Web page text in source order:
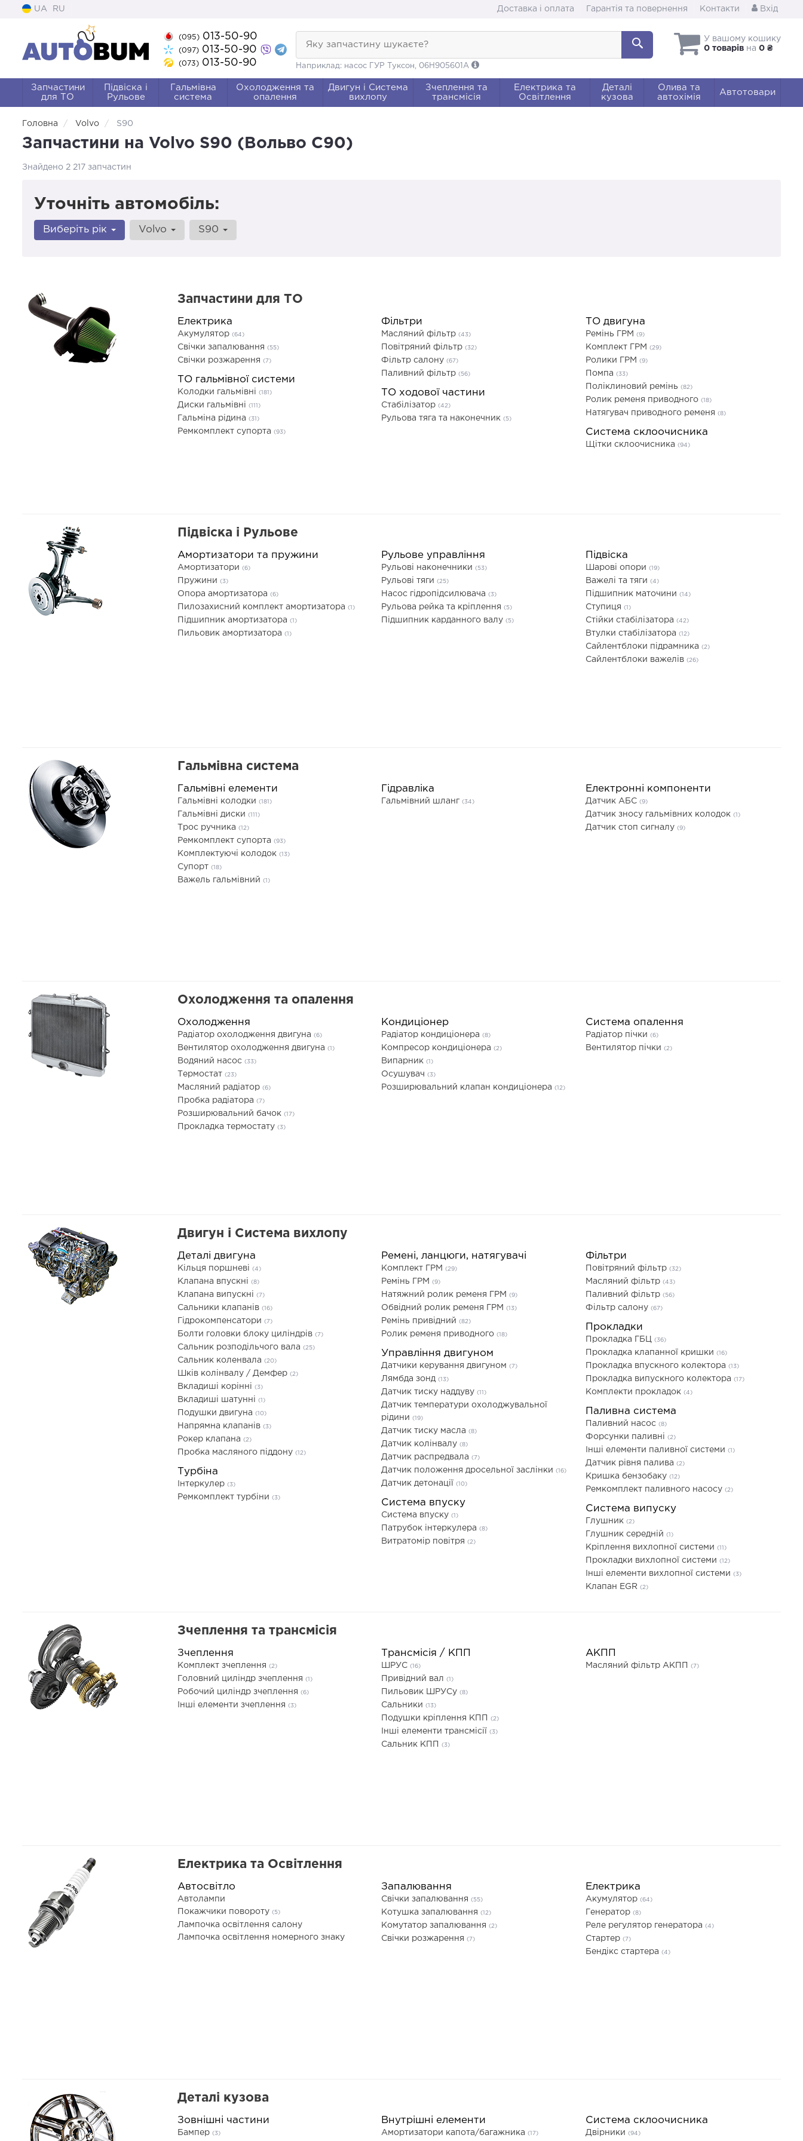
UA RU Доставка і оплата Гарантія та повернення Контакти Вхід
(095)013-50-90
(097)013-50-90
(073)013-50-90
У вашому кошику
0 товарів на 0 ₴
Яку запчастину шукаєте?
Наприклад: насос ГУР Туксон, 06H905601A
Запчастини
для ТО
Підвіска і
Рульове
Гальмівна
система
Охолодження та
опалення
Двигун і Система
вихлопу
Зчеплення та
трансмісія
Електрика та
Освітлення
Деталі
кузова
Олива та
автохімія
Автотовари
Головна Volvo S90
Запчастини на Volvo S90 (Вольво С90)
Знайдено 2 217 запчастин
Уточніть автомобіль:
Виберіть рік Volvo S90
Запчастини для ТО
Електрика
Акумулятор (64)
Свічки запалювання (55)
Свічки розжарення (7)
Фільтри
Масляний фільтр (43)
Повітряний фільтр (32)
Фільтр салону (67)
Паливний фільтр (56)
ТО двигуна
Ремінь ГРМ (9)
Комплект ГРМ (29)
Ролики ГРМ (9)
Помпа (33)
Поліклиновий ремінь (82)
Ролик ременя приводного (18)
Натягувач приводного ременя (8)
ТО гальмівної системи
Колодки гальмівні (181)
Диски гальмівні (111)
Гальміна рідина (31)
Ремкомплект супорта (93)
ТО ходової частини
Стабілізатор (42)
Рульова тяга та наконечник (5)
Система склоочисника
Щітки склоочисника (94)
Підвіска і Рульове
Амортизатори та пружини
Амортизатори (6)
Пружини (3)
Опора амортизатора (6)
Пилозахисний комплект амортизатора (1)
Підшипник амортизатора (1)
Пильовик амортизатора (1)
Рульове управління
Рульові наконечники (53)
Рульові тяги (25)
Насос гідропідсилювача (3)
Рульова рейка та кріплення (5)
Підшипник карданного валу (5)
Підвіска
Шарові опори (19)
Важелі та тяги (4)
Підшипник маточини (14)
Ступиця (1)
Стійки стабілізатора (42)
Втулки стабілізатора (12)
Сайлентблоки підрамника (2)
Сайлентблоки важелів (26)
Гальмівна система
Гальмівні елементи
Гальмівні колодки (181)
Гальмівні диски (111)
Трос ручника (12)
Ремкомплект супорта (93)
Комплектуючі колодок (13)
Супорт (18)
Важель гальмівний (1)
Гідравліка
Гальмівний шланг (34)
Електронні компоненти
Датчик АБС (9)
Датчик зносу гальмівних колодок (1)
Датчик стоп сигналу (9)
Охолодження та опалення
Охолодження
Радіатор охолодження двигуна (6)
Вентилятор охолодження двигуна (1)
Водяний насос (33)
Термостат (23)
Масляний радіатор (6)
Пробка радіатора (7)
Розширювальний бачок (17)
Прокладка термостату (3)
Кондиціонер
Радіатор кондиціонера (8)
Компресор кондиціонера (2)
Випарник (1)
Осушувач (3)
Розширювальний клапан кондиціонера (12)
Система опалення
Радіатор пічки (6)
Вентилятор пічки (2)
Двигун і Система вихлопу
Деталі двигуна
Кільця поршневі (4)
Клапана впускні (8)
Клапана випускні (7)
Сальники клапанів (16)
Гідрокомпенсатори (7)
Болти головки блоку циліндрів (7)
Сальник розподільчого вала (25)
Сальник коленвала (20)
Шків колінвалу / Демфер (2)
Вкладиші корінні (3)
Вкладиші шатунні (1)
Подушки двигуна (10)
Напрямна клапанів (3)
Рокер клапана (2)
Пробка масляного піддону (12)
Ремені, ланцюги, натягувачі
Комплект ГРМ (29)
Ремінь ГРМ (9)
Натяжний ролик ременя ГРМ (9)
Обвідний ролик ременя ГРМ (13)
Ремінь привідний (82)
Ролик ременя приводного (18)
Фільтри
Повітряний фільтр (32)
Масляний фільтр (43)
Паливний фільтр (56)
Фільтр салону (67)
Прокладки
Прокладка ГБЦ (36)
Прокладка клапанної кришки (16)
Прокладка впускного колектора (13)
Прокладка випускного колектора (17)
Комплекти прокладок (4)
Управління двигуном
Датчики керування двигуном (7)
Лямбда зонд (13)
Датчик тиску наддуву (11)
Датчик температури охолоджувальної
рідини (19)
Датчик тиску масла (8)
Датчик колінвалу (8)
Датчик распредвала (7)
Датчик положення дросельної заслінки (16)
Датчик детонації (10)
Паливна система
Паливний насос (8)
Форсунки паливні (2)
Інші елементи паливної системи (1)
Датчик рівня палива (2)
Кришка бензобаку (12)
Ремкомплект паливного насосу (2)
Турбіна
Інтеркулер (3)
Ремкомплект турбіни (3)
Система впуску
Система впуску (1)
Патрубок інтеркулера (8)
Витратомір повітря (2)
Система випуску
Глушник (2)
Глушник середній (1)
Кріплення вихлопної системи (11)
Прокладки вихлопної системи (12)
Інші елементи вихлопної системи (3)
Клапан EGR (2)
Зчеплення та трансмісія
Зчеплення
Комплект зчеплення (2)
Головний циліндр зчеплення (1)
Робочий циліндр зчеплення (6)
Інші елементи зчеплення (3)
Трансмісія / КПП
ШРУС (16)
Привідний вал (1)
Пильовик ШРУСу (8)
Сальники (13)
Подушки кріплення КПП (2)
Інші елементи трансмісії (3)
Сальник КПП (3)
АКПП
Масляний фільтр АКПП (7)
Електрика та Освітлення
Автосвітло
Автолампи
Покажчики повороту (5)
Лампочка освітлення салону
Лампочка освітлення номерного знаку
Запалювання
Свічки запалювання (55)
Котушка запалювання (12)
Комутатор запалювання (2)
Свічки розжарення (7)
Електрика
Акумулятор (64)
Генератор (8)
Реле регулятор генератора (4)
Стартер (7)
Бендікс стартера (4)
Деталі кузова
Зовнішні частини
Бампер (3)
Внутрішні елементи
Амортизатори капота/багажника (17)
Система склоочисника
Двірники (94)